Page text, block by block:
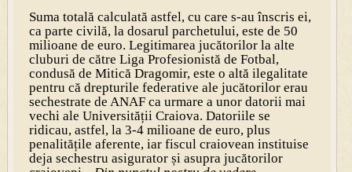
Suma totală calculată astfel, cu care s-au înscris ei,
ca parte civilă, la dosarul parchetului, este de 50
milioane de euro. Legitimarea jucătorilor la alte
cluburi de către Liga Profesionistă de Fotbal,
condusă de Mitică Dragomir, este o altă ilegalitate
pentru că drepturile federative ale jucătorilor erau
sechestrate de ANAF ca urmare a unor datorii mai
vechi ale Univer­sității Craiova. Datoriile se
ridicau, astfel, la 3-4 milioane de euro, plus
penalitățile aferente, iar fiscul craiovean instituise
deja sechestru asigurator și asupra jucătorilor